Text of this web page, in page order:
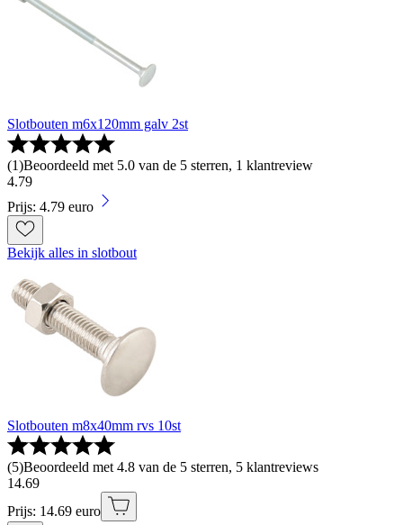
Slotbouten m6x120mm galv 2st
(1)Beoordeeld met 5.0 van de 5 sterren, 1 klantreview
4.79
Prijs: 4.79 euro
Bekijk alles in slotbout
Slotbouten m8x40mm rvs 10st
(5)Beoordeeld met 4.8 van de 5 sterren, 5 klantreviews
14.69
Prijs: 14.69 euro